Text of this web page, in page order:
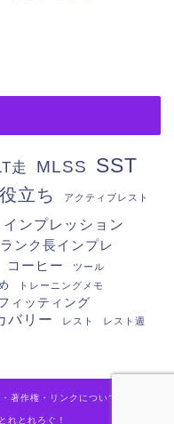
走 MLSS SST
立ち アクティブレスト
インプレッション
ンク長インプレ
コーヒー ツール
トレーニングメモ
ィッティング
バリー レスト レスト週
著作権・リンクについて
とれろぐ！